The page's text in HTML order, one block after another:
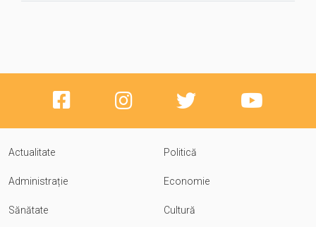
Actualitate Politică
Administrație Economie
Sănătate Cultură